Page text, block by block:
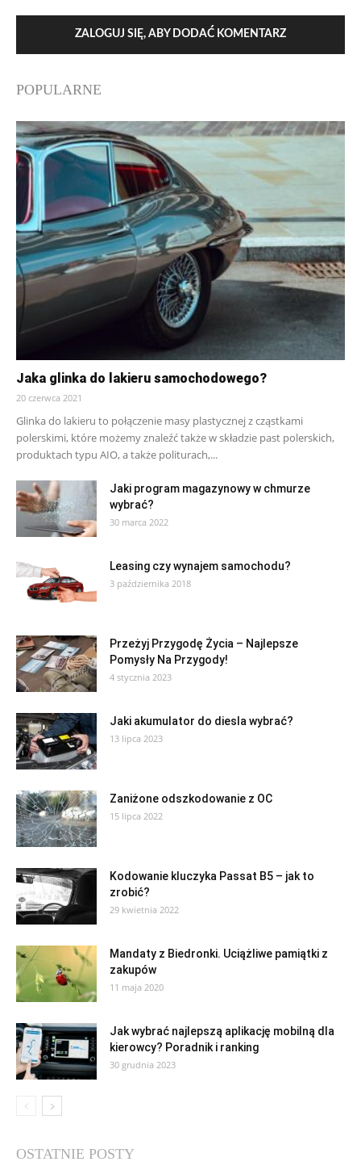
ZALOGUJ SIĘ, ABY DODAĆ KOMENTARZ
POPULARNE
Jaka glinka do lakieru samochodowego?
20 czerwca 2021
Glinka do lakieru to połączenie masy plastycznej z cząstkami
polerskimi, które możemy znaleźć także w składzie past polerskich,
produktach typu AIO, a także politurach,...
Jaki program magazynowy w chmurze
wybrać?
30 marca 2022
Leasing czy wynajem samochodu?
3 października 2018
Przeżyj Przygodę Życia – Najlepsze
Pomysły Na Przygody!
4 stycznia 2023
Jaki akumulator do diesla wybrać?
13 lipca 2023
Zaniżone odszkodowanie z OC
15 lipca 2022
Kodowanie kluczyka Passat B5 – jak to
zrobić?
29 kwietnia 2022
Mandaty z Biedronki. Uciążliwe pamiątki z
zakupów
11 maja 2020
Jak wybrać najlepszą aplikację mobilną dla
kierowcy? Poradnik i ranking
30 grudnia 2023
OSTATNIE POSTY